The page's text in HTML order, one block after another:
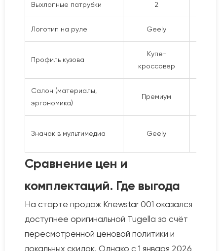
Выхлопные патрубки 2
Логотип на руле Geely
Профиль кузова
Купе-
кроссовер
Салон (материалы,
эргономика)
Премиум
Значок в мультимедиа Geely
Сравнение цен и
комплектаций. Где выгода
На старте продаж Knewstar 001 оказался
доступнее оригинальной Tugella за счёт
пересмотренной ценовой политики и
локальных скидок. Однако с 1 января 2026